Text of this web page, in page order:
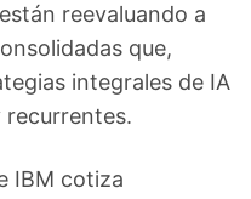
reevaluando a
que,
integrales de IA
recurrentes.
IBM cotiza